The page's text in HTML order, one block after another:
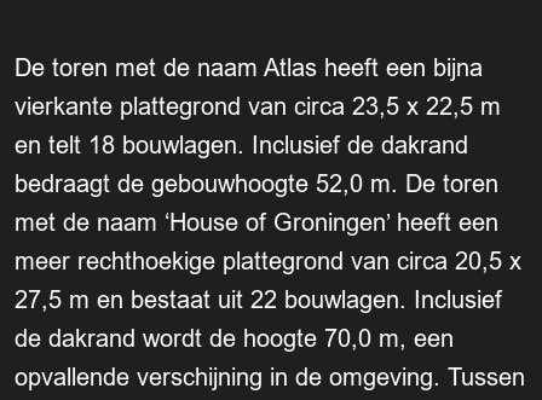
De toren met de naam Atlas heeft een bijna
vierkante plattegrond van circa 23,5 x 22,5 m
en telt 18 bouwlagen. Inclusief de dakrand
bedraagt de gebouwhoogte 52,0 m. De toren
met de naam ‘House of Groningen’ heeft een
meer rechthoekige plattegrond van circa 20,5 x
27,5 m en bestaat uit 22 bouwlagen. Inclusief
de dakrand wordt de hoogte 70,0 m, een
opvallende verschijning in de omgeving. Tussen